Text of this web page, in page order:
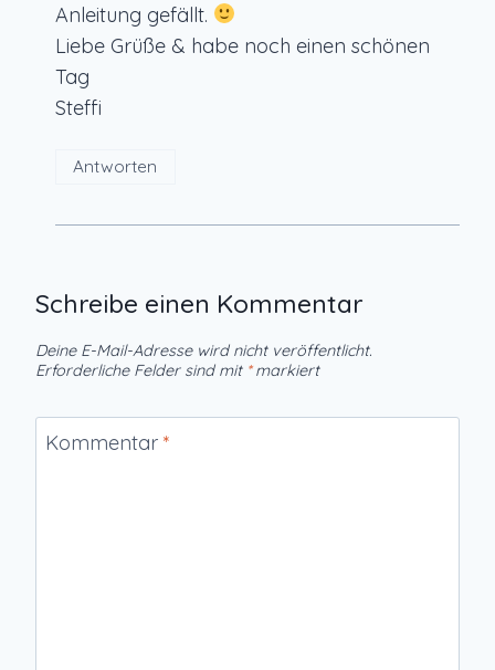
Anleitung gefällt.
Liebe Grüße & habe noch einen schönen
Tag
Steffi
Antworten
Schreibe einen Kommentar
Deine E-Mail-Adresse wird nicht veröffentlicht.
Erforderliche Felder sind mit *markiert
Kommentar *